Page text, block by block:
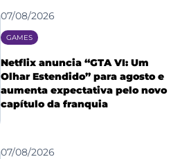
07/08/2026
GAMES
Netflix anuncia “GTA VI: Um
Olhar Estendido” para agosto e
aumenta expectativa pelo novo
capítulo da franquia
07/08/2026